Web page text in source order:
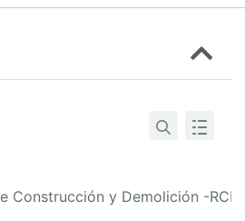
Construcción y Demolición -